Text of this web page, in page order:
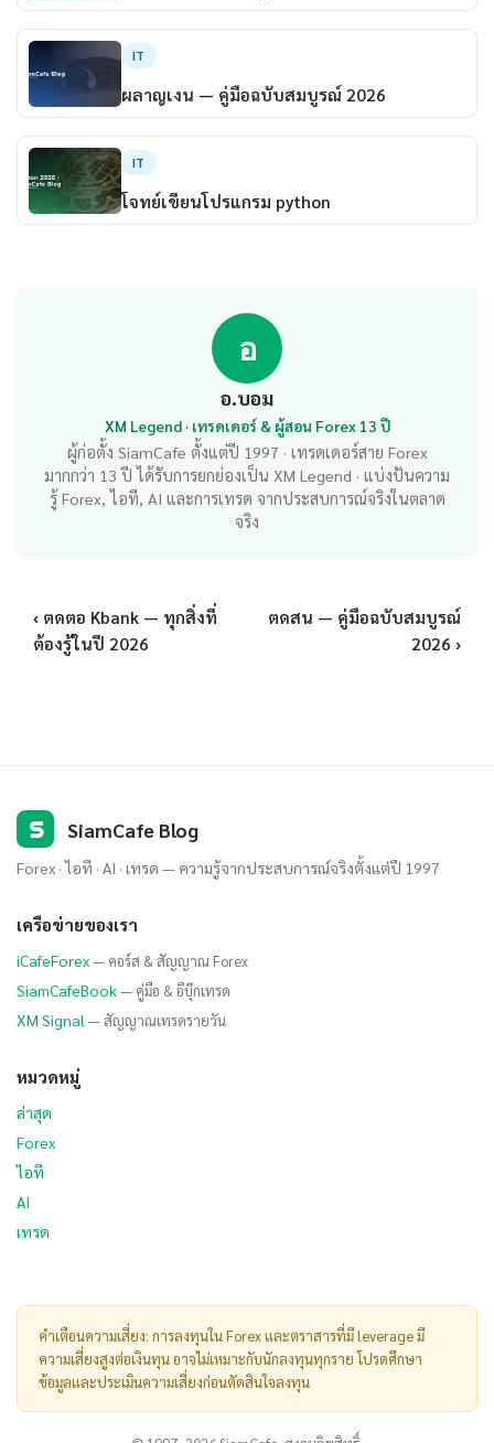
IT
ผลาญเงน — คู่มือฉบับสมบูรณ์ 2026
IT
โจทย์เขียนโปรแกรม python
อ
อ.บอม
XM Legend · เทรดเดอร์ & ผู้สอน Forex 13 ปี
ผู้ก่อตั้ง SiamCafe ตั้งแต่ปี 1997 · เทรดเดอร์สาย Forex
มากกว่า 13 ปี ได้รับการยกย่องเป็น XM Legend · แบ่งปันความ
รู้ Forex, ไอที, AI และการเทรด จากประสบการณ์จริงในตลาด
จริง
‹ ตดตอ Kbank — ทุกสิ่งที่
ต้องรู้ในปี 2026
ตดสน — คู่มือฉบับสมบูรณ์
2026 ›
S SiamCafe Blog
Forex · ไอที · AI · เทรด — ความรู้จากประสบการณ์จริงตั้งแต่ปี 1997
เครือข่ายของเรา
iCafeForex— คอร์ส & สัญญาณ Forex
SiamCafeBook— คู่มือ & อีบุ๊กเทรด
XM Signal — สัญญาณเทรดรายวัน
หมวดหมู่
ล่าสุด
Forex
ไอที
AI
เทรด
คำเตือนความเสี่ยง: การลงทุนใน Forex และตราสารที่มี leverage มี
ความเสี่ยงสูงต่อเงินทุน อาจไม่เหมาะกับนักลงทุนทุกราย โปรดศึกษา
ข้อมูลและประเมินความเสี่ยงก่อนตัดสินใจลงทุน